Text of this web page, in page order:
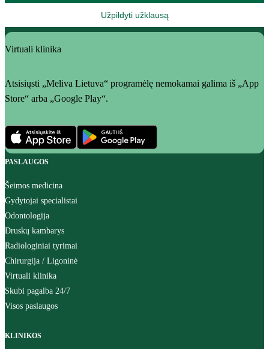
Užpildyti užklausą
Virtuali klinika
Atsisiųsti „Meliva Lietuva“ programėlę nemokamai galima iš „App
Store“ arba „Google Play“.
PASLAUGOS
Šeimos medicina
Gydytojai specialistai
Odontologija
Druskų kambarys
Radiologiniai tyrimai
Chirurgija / Ligoninė
Virtuali klinika
Skubi pagalba 24/7
Visos paslaugos
KLINIKOS